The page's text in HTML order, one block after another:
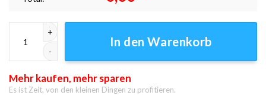
In den Warenkorb
Mehr kaufen, mehr sparen
Es ist Zeit, von den kleinen Dingen zu profitieren.